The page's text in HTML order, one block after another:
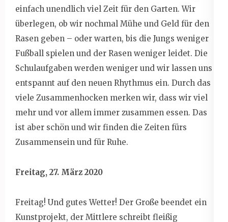
einfach unendlich viel Zeit für den Garten. Wir
überlegen, ob wir nochmal Mühe und Geld für den
Rasen geben – oder warten, bis die Jungs weniger
Fußball spielen und der Rasen weniger leidet. Die
Schulaufgaben werden weniger und wir lassen uns
entspannt auf den neuen Rhythmus ein. Durch das
viele Zusammenhocken merken wir, dass wir viel
mehr und vor allem immer zusammen essen. Das
ist aber schön und wir finden die Zeiten fürs
Zusammensein und für Ruhe.
Freitag, 27. März 2020
Freitag! Und gutes Wetter! Der Große beendet ein
Kunstprojekt, der Mittlere schreibt fleißig